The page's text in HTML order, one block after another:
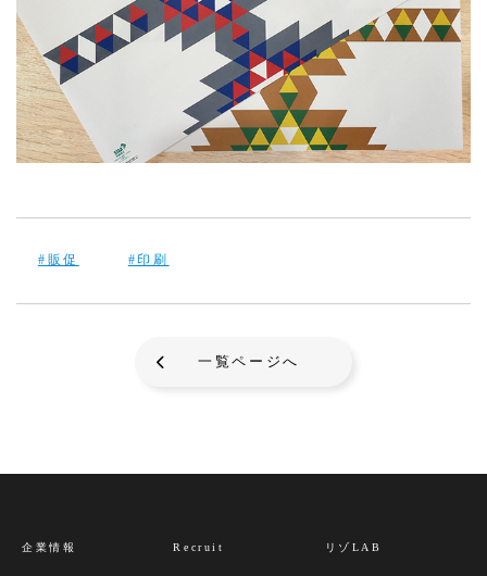
#販促 #印刷
一覧ページへ
企業情報 Recruit リゾLAB